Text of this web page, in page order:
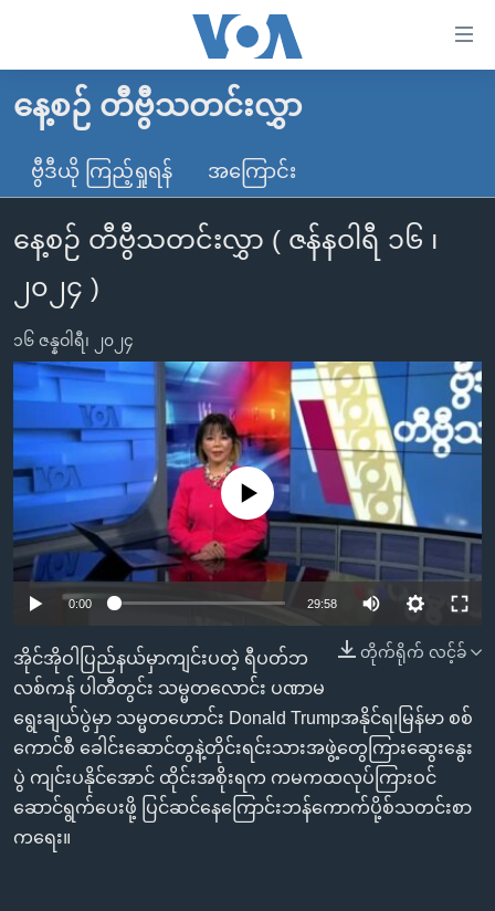
လွယ်ကူ
သည့်
များ
ပင်မ
သို့
ကျော်
ရန်
ပင်မ
အ
ညွန်း
စာမျက်နှာ
ကြည့်
ရန်
ရှာဖွေ
ရန်
နေရာ
သို့
ကျော်
မူလစာမျက်နှာ
မြန်မာ
ကမ္ဘာ့သတင်းများ
နိုင်ငံတကာ
အမေရိကန်
အစ္စရေး-ပါလက်စတိုင်း
ဗွီဒီယို
သတင်းလွတ်လပ်ခွင့်
ရပ်ဝန်းတခု လမ်းတခု အလွန်
အင်္ဂလိပ်စာလေ့လာမယ်
အမေရိကန်သုံးအီဒီယံ
မကြေးမုံရဲ့ အင်္ဂလိပ်စာ
ရုပ်ရှင်ထဲက အင်္ဂလိပ်စာ
သုတပဒေသာ အင်္ဂလိပ်စာ
အပတ်စဉ်ကဏ္ဍများ
ရေဒီယို
တီဗွီ
ရေဒီယိုနှင့်ရုပ်သံ အချက်အလက်များ
ရေဒီယို/တီဗွီအစီအစဉ်
Learning English
ဗွီအိုအေ လူမှုကွန်ယက်များ
ဘာသာစကားများ
နေ့စဉ် တီဗွီသတင်းလွှာ
ဗွီဒီယို ကြည့်ရှုရန် အကြောင်း
နေ့စဉ် တီဗွီသတင်းလွှာ ( ဇန်နဝါရီ ၁၆ ၊
၂၀၂၄ )
၁၆ ဇန္နဝါရီ၊ ၂၀၂၄
No media source currently available
0:00 29:58
တိုက်ရိုက် လင့်ခ်
အိုင်အိုဝါပြည်နယ်မှာကျင်းပတဲ့ ရီပတ်ဘ
လစ်ကန် ပါတီတွင်း သမ္မတလောင်း ပဏာမ
ရွေးချယ်ပွဲမှာ သမ္မတဟောင်း Donald Trumpအနိုင်ရ၊မြန်မာ စစ်
ကောင်စီ ခေါင်းဆောင်တွနဲ့တိုင်းရင်းသားအဖွဲ့တွေကြားဆွေးနွေး
ပွဲ ကျင်းပနိုင်အောင် ထိုင်းအစိုးရက ကမကထလုပ်ကြားဝင်
ဆောင်ရွက်ပေးဖို့ ပြင်ဆင်နေကြောင်းဘန်ကောက်ပို့စ်သတင်းစာ
ကရေး။